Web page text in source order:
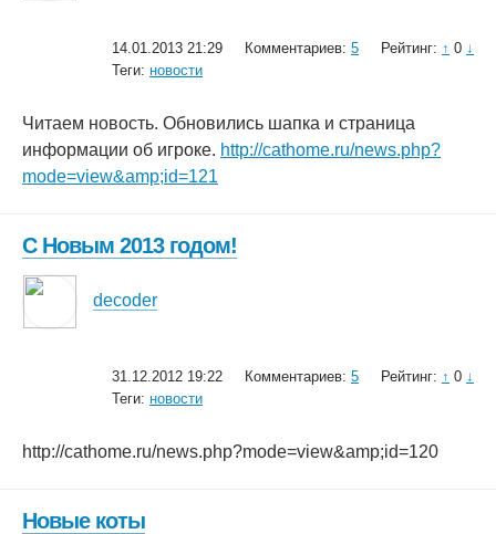
14.01.2013 21:29 Комментариев: 5 Рейтинг: ↑ 0 ↓
Теги: новости
Читаем новость. Обновились шапка и страница
информации об игроке. http://cathome.ru/news.php?
mode=view&amp;id=121
С Новым 2013 годом!
decoder
31.12.2012 19:22 Комментариев: 5 Рейтинг: ↑ 0 ↓
Теги: новости
http://cathome.ru/news.php?mode=view&amp;id=120
Новые коты